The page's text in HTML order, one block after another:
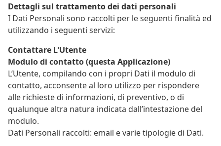
Dettagli sul trattamento dei dati personali
I Dati Personali sono raccolti per le seguenti finalità ed
utilizzando i seguenti servizi:
Contattare L'Utente
Modulo di contatto (questa Applicazione)
L’Utente, compilando con i propri Dati il modulo di
contatto, acconsente al loro utilizzo per rispondere
alle richieste di informazioni, di preventivo, o di
qualunque altra natura indicata dall’intestazione del
modulo.
Dati Personali raccolti: email e varie tipologie di Dati.